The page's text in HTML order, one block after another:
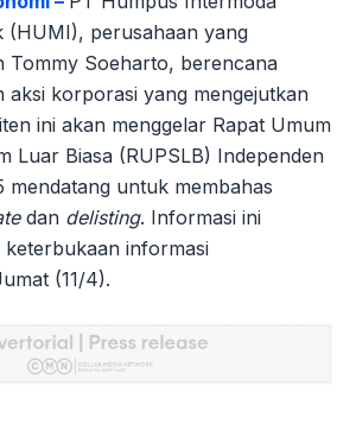
(HUMI), perusahaan yang
Tommy Soeharto, berencana
aksi korporasi yang mengejutkan
ini akan menggelar Rapat Umum
Luar Biasa (RUPSLB) Independen
mendatang untuk membahas
dan delisting. Informasi ini
informasi
(11/4).